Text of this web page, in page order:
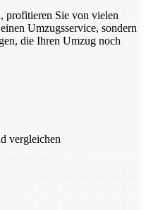
profitieren Sie von vielen
Umzugsservice, sondern
die Ihren Umzug noch
vergleichen